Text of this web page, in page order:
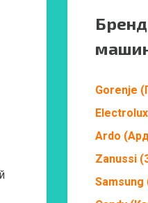
Бренд
Gorenje
Ardo
Zanussi
Samsung